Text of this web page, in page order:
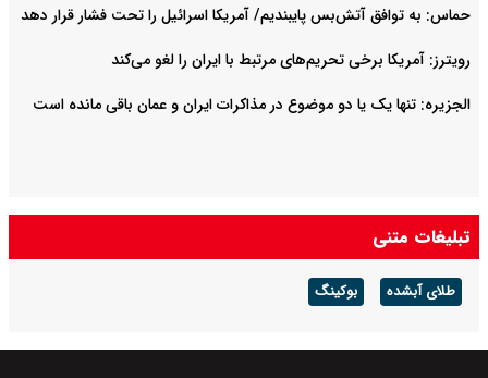
حماس: به توافق آتش‌بس پایبندیم/ آمریکا اسرائیل را تحت فشار قرار دهد
رویترز: آمریکا برخی تحریم‌های مرتبط با ایران را لغو می‌کند
الجزیره: تنها یک یا دو موضوع در مذاکرات ایران و عمان باقی مانده است
تبلیغات متنی
طلای آبشده بوکینگ